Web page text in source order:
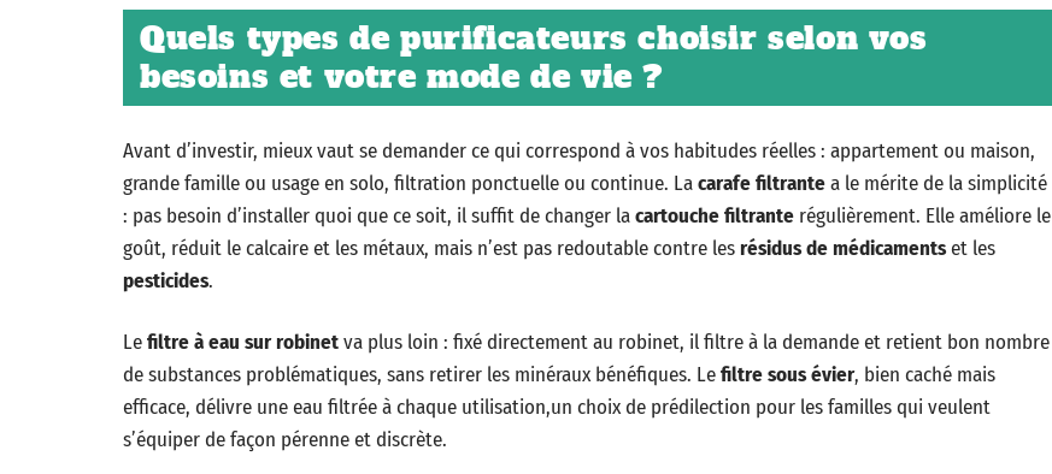
Quels types de purificateurs choisir selon vos
besoins et votre mode de vie ?
Avant d’investir, mieux vaut se demander ce qui correspond à vos habitudes réelles : appartement ou maison,
grande famille ou usage en solo, filtration ponctuelle ou continue. Lacarafe filtrantea le mérite de la simplicité
: pas besoin d’installer quoi que ce soit, il suffit de changer lacartouche filtrante régulièrement. Elle améliore le
goût, réduit le calcaire et les métaux, mais n’est pas redoutable contre lesrésidus de médicamentset les
pesticides.
Lefiltre à eau sur robinetva plus loin : fixé directement au robinet, il filtre à la demande et retient bon nombre
de substances problématiques, sans retirer les minéraux bénéfiques. Lefiltre sous évier, bien caché mais
efficace, délivre une eau filtrée à chaque utilisation,un choix de prédilection pour les familles qui veulent
s’équiper de façon pérenne et discrète.